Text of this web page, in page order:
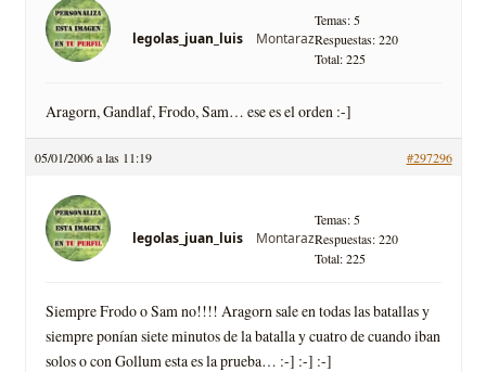
legolas_juan_luis Montaraz
Temas: 5
Respuestas: 220
Total: 225
Aragorn, Gandlaf, Frodo, Sam… ese es el orden :-]
05/01/2006 a las 11:19 #297296
legolas_juan_luis Montaraz
Temas: 5
Respuestas: 220
Total: 225
Siempre Frodo o Sam no!!!! Aragorn sale en todas las batallas y
siempre poní­an siete minutos de la batalla y cuatro de cuando iban
solos o con Gollum esta es la prueba… :-] :-] :-]